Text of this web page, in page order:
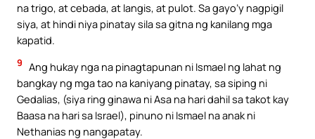
na trigo, at cebada, at langis, at pulot. Sa gayo’y nagpigil
siya, at hindi niya pinatay sila sa gitna ng kanilang mga
kapatid.
9 Ang hukay nga na pinagtapunan ni Ismael ng lahat ng
bangkay ng mga tao na kaniyang pinatay, sa siping ni
Gedalias, (siya ring ginawa ni Asa na hari dahil sa takot kay
Baasa na hari sa Israel), pinuno ni Ismael na anak ni
Nethanias ng nangapatay.